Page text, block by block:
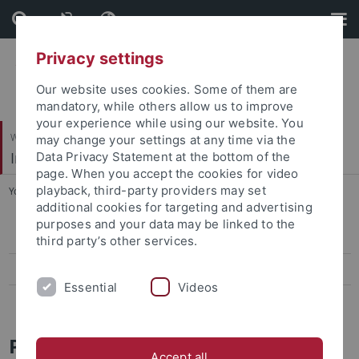
Skip
to
content
Skip
to
footer
Wirtschafts- und Sozialwissenschaftliche Fakultät
Institut für Politikwissenschaft
You are here: Startseite ... Praxisanteile in der Lehre
Lehrveranstaltungen
Praxisanteile in der Lehre
Praxisanteile in der Lehre am
Privacy settings
Our website uses cookies. Some of them are
mandatory, while others allow us to improve
your experience while using our website. You
may change your settings at any time via the
Data Privacy Statement at the bottom of the
page. When you accept the cookies for video
playback, third-party providers may set
additional cookies for targeting and advertising
purposes and your data may be linked to the
third party’s other services.
Essential Videos